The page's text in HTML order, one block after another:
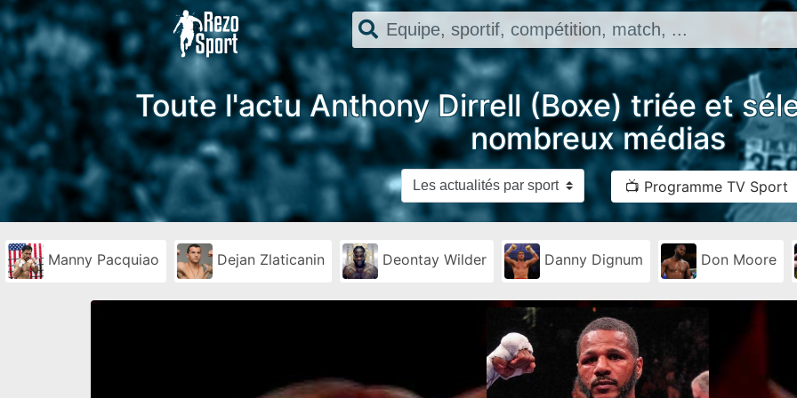
Toute l'actu Anthony Dirrell (Boxe) triée et
nombreux médias
📺 Programme TV Sport
Manny Pacquiao Dejan Zlaticanin Deontay Wilder Danny Dignum Don Moore